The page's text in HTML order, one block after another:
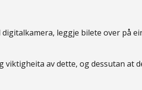
leggje bilete over på
av dette, og dessutan at